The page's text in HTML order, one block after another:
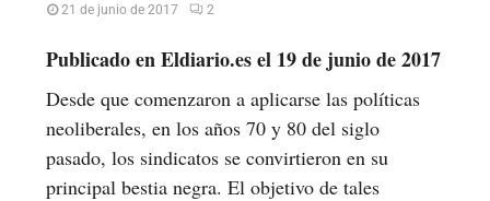
21 de junio de 2017 2
Publicado en Eldiario.es el 19 de junio de 2017
Desde que comenzaron a aplicarse las políticas
neoliberales, en los años 70 y 80 del siglo
pasado, los sindicatos se convirtieron en su
principal bestia negra. El objetivo de tales